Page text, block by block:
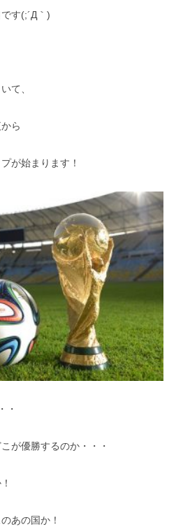
す(;´Д｀)
て、
ら
が始まります！
・
が優勝するのか・・・
あの国か！